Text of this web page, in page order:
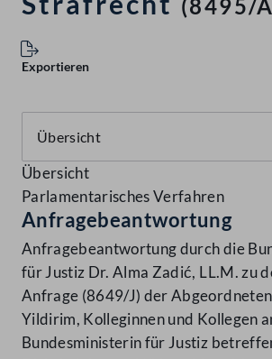
(8495/
Exportieren
Übersicht
Parlamentarisches Verfahren
Anfragebeantwortung
Anfragebeantwortung durch die
für Justiz Dr. Alma Zadić, LL.M. zu
Anfrage (8649/J) der
Yildirim, Kolleginnen und Kollegen
Bundesministerin für Justiz